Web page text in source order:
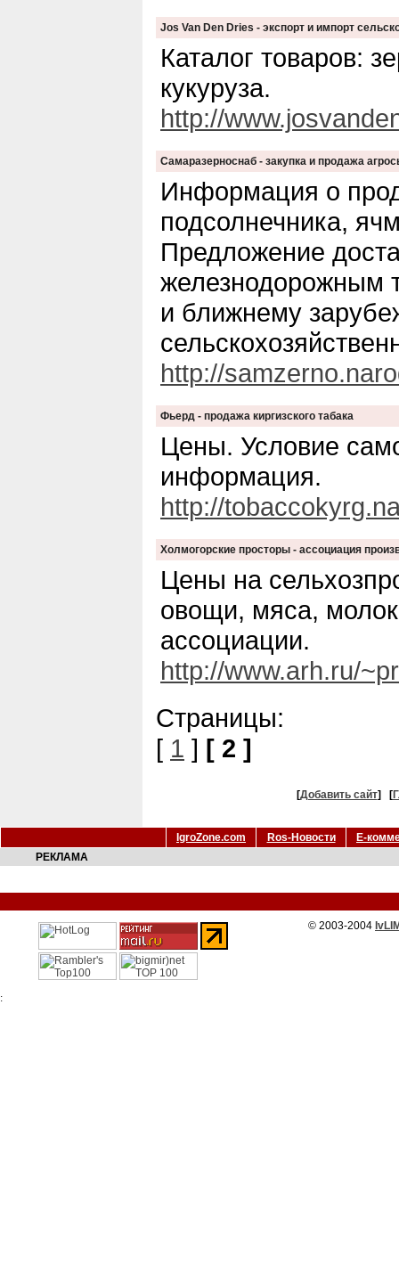
Jos Van Den Dries - экспорт и импорт
Каталог товаров:
кукуруза.
http://
Самаразерноснаб - закупка и продажа
Информация о
подсолнечника,
Предложение
железнодорожным
и ближнему
http://
Фьерд - продажа киргизского табака
Цены. Условие
информация.
http://
Холмогорские просторы - ассоциация
Цены на
овощи, мяса,
ассоциации.
http://www.arh.ru/
Страницы:
[ 1 ] [ 2 ]
[Добавить сайт] [
IgroZone.com Ros-Новости
Е-
РЕКЛАМА
© 2003-2004
: